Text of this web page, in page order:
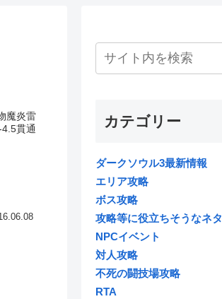
魔炎雷
貫通
カテゴリー
ダークソウル3最新情報
エリア攻略
ボス攻略
攻略等に役立ちそうなネタ
NPCイベント
対人攻略
不死の闘技場攻略
RTA